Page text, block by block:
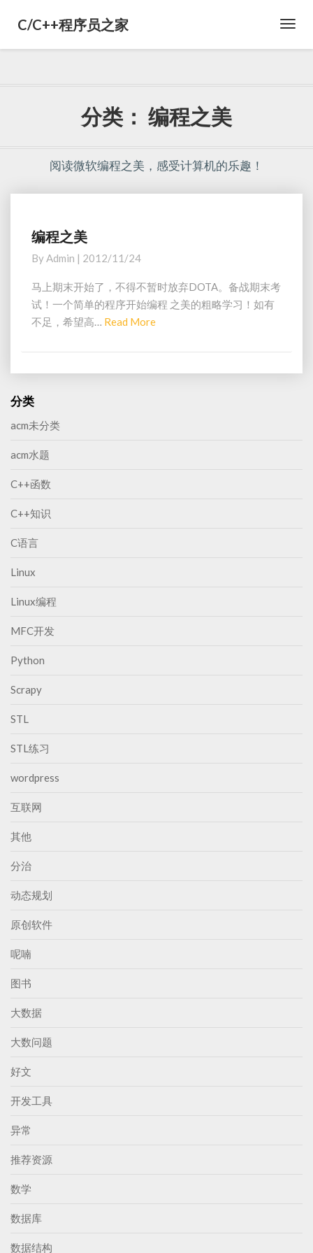
C/C++程序员之家
分类： 编程之美
阅读微软编程之美，感受计算机的乐趣！
编
之
美
编程之美
By Admin | 2012/11/24
马上期末开始了，不得不暂时放弃DOTA。备战期末考
试！一个简单的程序开始编程 之美的粗略学习！如有
不足，希望高…
Read More
a
d
分类
acm未分类
acm水题
C++函数
C++知识
C语言
Linux
Linux编程
MFC开发
Python
Scrapy
STL
STL练习
wordpress
互联网
其他
分治
动态规划
原创软件
呢喃
图书
大数据
大数问题
好文
开发工具
异常
推荐资源
数学
数据库
数据结构